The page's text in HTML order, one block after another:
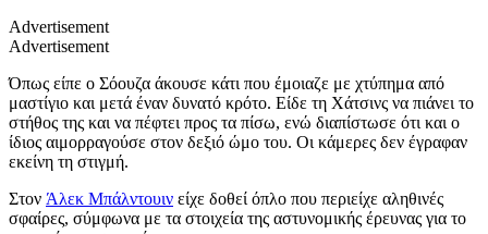
Advertisement
Advertisement
Όπως είπε ο Σόουζα άκουσε κάτι που έμοιαζε με χτύπημα από
μαστίγιο και μετά έναν δυνατό κρότο. Είδε τη Χάτσινς να πιάνει το
στήθος της και να πέφτει προς τα πίσω, ενώ διαπίστωσε ότι και ο
ίδιος αιμορραγούσε στον δεξιό ώμο του. Οι κάμερες δεν έγραφαν
εκείνη τη στιγμή.
Στον Άλεκ Μπάλντουιν είχε δοθεί όπλο που περιείχε αληθινές
σφαίρες, σύμφωνα με τα στοιχεία της αστυνομικής έρευνας για το